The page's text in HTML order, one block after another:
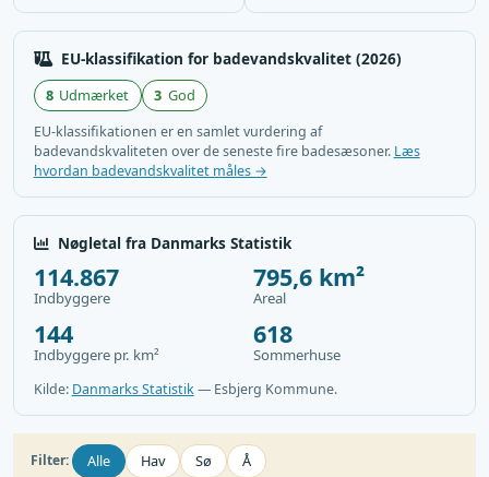
EU-klassifikation for badevandskvalitet (2026)
8 Udmærket 3 God
EU-klassifikationen er en samlet vurdering af
badevandskvaliteten over de seneste fire badesæsoner. Læs
hvordan badevandskvalitet måles →
Nøgletal fra Danmarks Statistik
114.867
Indbyggere
795,6 km²
Areal
144
Indbyggere pr. km²
618
Sommerhuse
Kilde: Danmarks Statistik— Esbjerg Kommune.
Filter: Alle Hav Sø Å